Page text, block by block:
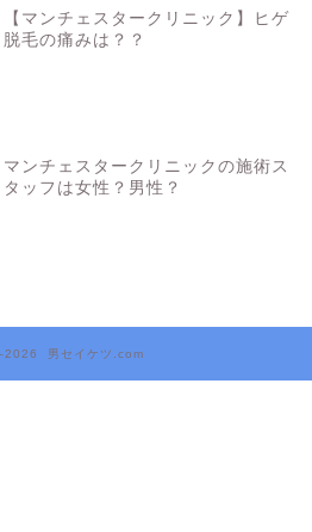
【マンチェスタークリニック】ヒゲ
脱毛の痛みは？？
マンチェスタークリニックの施術ス
タッフは女性？男性？
男セイケツ.com